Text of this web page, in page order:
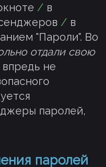
/ в
/ в
"Пароли". Во
отдали свою
не
паролей,
паролей